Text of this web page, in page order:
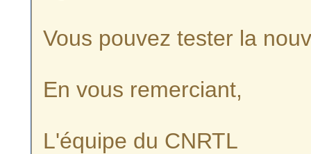
Vous pouvez tester la
En vous remerciant,
L'équipe du CNRTL